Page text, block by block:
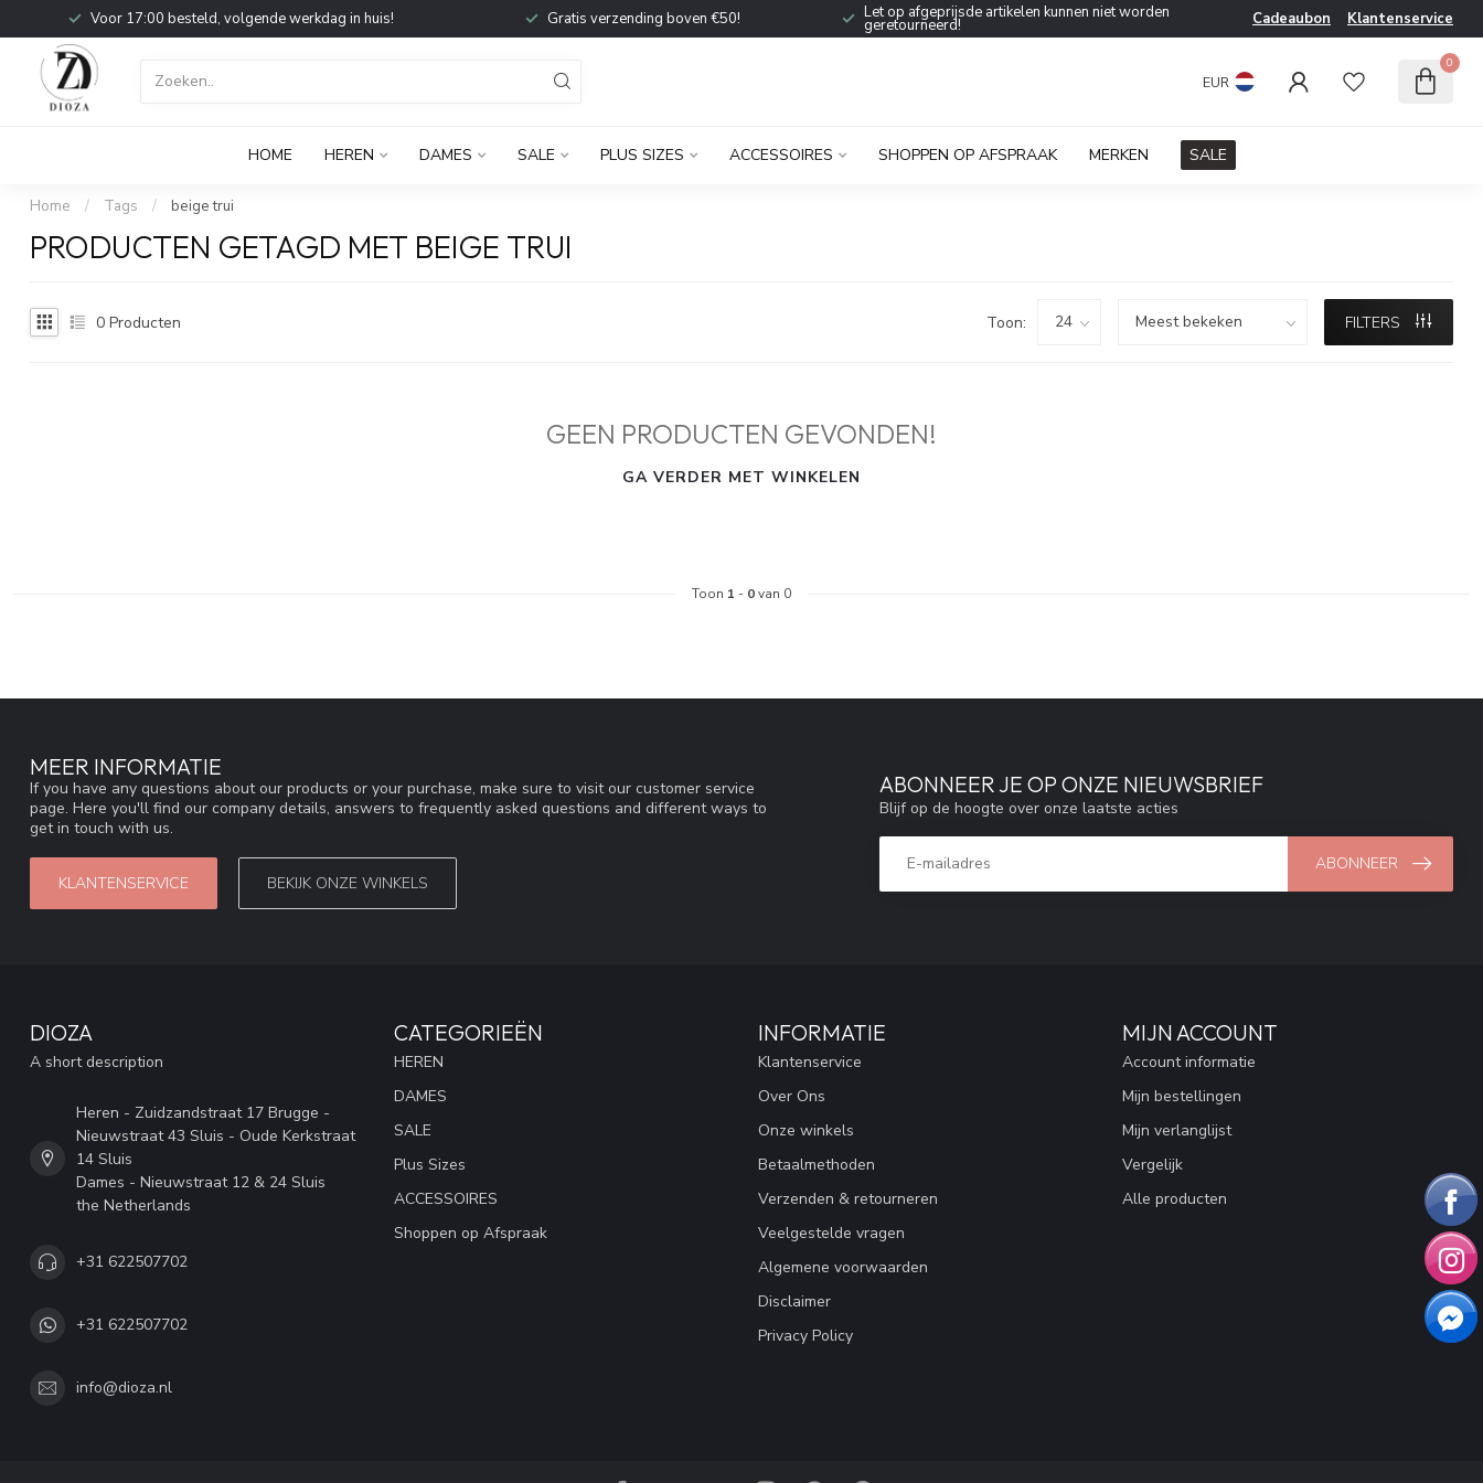
Voor 17:00 besteld, volgende werkdag in huis! Gratis verzending boven €50! Let op afgeprijsde artikelen kunnen niet worden
geretourneerd! Cadeaubon Klantenservice
EUR
0
HOME HEREN DAMES SALE PLUS SIZES ACCESSOIRES SHOPPEN OP AFSPRAAK MERKEN SALE
Home / Tags / beige trui
PRODUCTEN GETAGD MET BEIGE TRUI
0 Producten Toon: FILTERS
GEEN PRODUCTEN GEVONDEN!
GA VERDER MET WINKELEN
Toon 1 - 0van 0
MEER INFORMATIE
If you have any questions about our products or your purchase, make sure to visit our customer service
page. Here you'll find our company details, answers to frequently asked questions and different ways to
get in touch with us.
KLANTENSERVICE BEKIJK ONZE WINKELS
ABONNEER JE OP ONZE NIEUWSBRIEF
Blijf op de hoogte over onze laatste acties
ABONNEER
DIOZA
A short description
Heren - Zuidzandstraat 17 Brugge -
Nieuwstraat 43 Sluis - Oude Kerkstraat
14 Sluis
Dames - Nieuwstraat 12 & 24 Sluis
the Netherlands
+31 622507702
+31 622507702
info@dioza.nl
CATEGORIEËN
HEREN
DAMES
SALE
Plus Sizes
ACCESSOIRES
Shoppen op Afspraak
INFORMATIE
Klantenservice
Over Ons
Onze winkels
Betaalmethoden
Verzenden & retourneren
Veelgestelde vragen
Algemene voorwaarden
Disclaimer
Privacy Policy
MIJN ACCOUNT
Account informatie
Mijn bestellingen
Mijn verlanglijst
Vergelijk
Alle producten